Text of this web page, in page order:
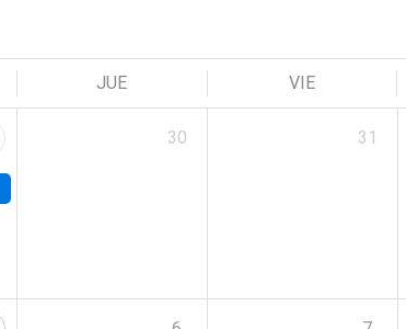
JUE VIE
30 31